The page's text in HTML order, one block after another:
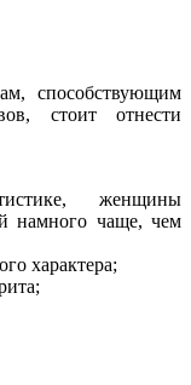
способствующим
стоит отнести
женщины
намного чаще, чем
характера;